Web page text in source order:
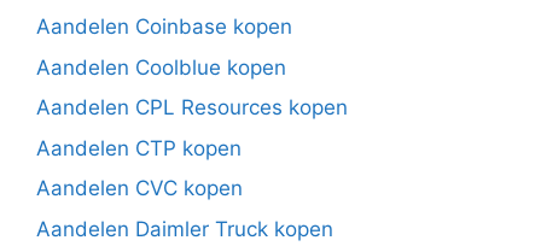
Aandelen Coinbase kopen
Aandelen Coolblue kopen
Aandelen CPL Resources kopen
Aandelen CTP kopen
Aandelen CVC kopen
Aandelen Daimler Truck kopen